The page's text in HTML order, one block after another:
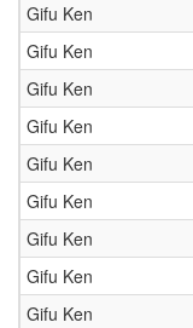
Gifu Ken
Gifu Ken
Gifu Ken
Gifu Ken
Gifu Ken
Gifu Ken
Gifu Ken
Gifu Ken
Gifu Ken